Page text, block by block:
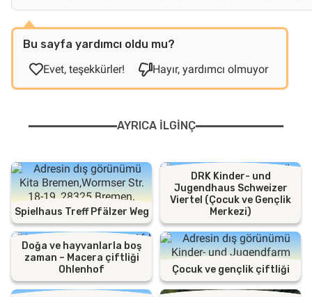
Bu sayfa yardımcı oldu mu?
Evet, teşekkürler!
Hayır, yardımcı olmuyor
AYRICA ILGINÇ
Spielhaus Treff Pfälzer Weg
DRK Kinder- und
Jugendhaus Schweizer
Viertel (Çocuk ve Gençlik
Merkezi)
Doğa ve hayvanlarla boş
zaman – Macera çiftliği
Ohlenhof
Çocuk ve gençlik çiftliği